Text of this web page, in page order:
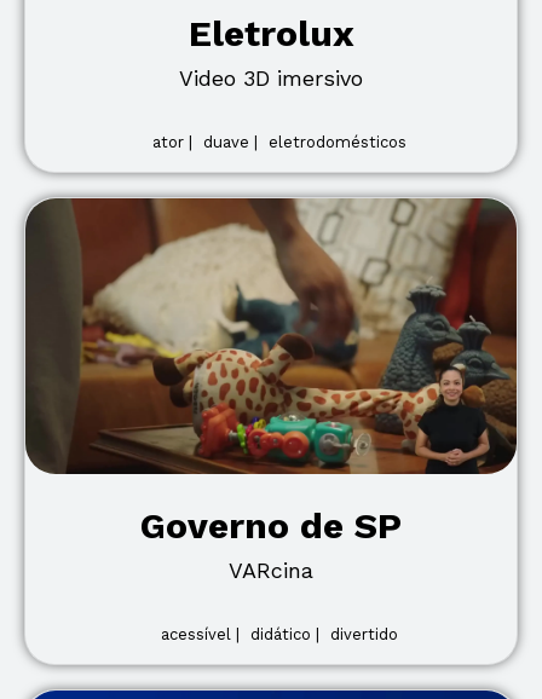
Eletrolux
Video 3D imersivo
ator | duave | eletrodomésticos
Governo de SP
VARcina
acessível | didático | divertido